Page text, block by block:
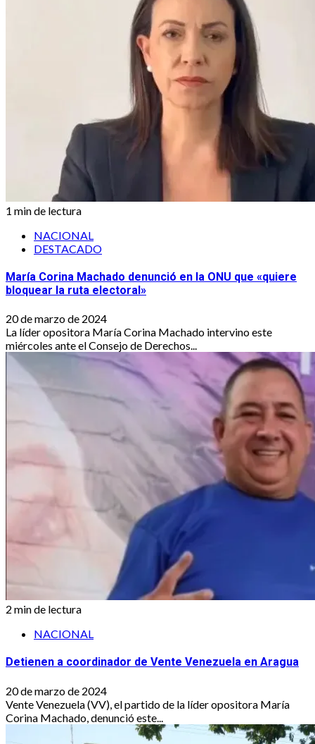
1 min de lectura
NACIONAL
DESTACADO
María Corina Machado denunció en la ONU que «quiere
bloquear la ruta electoral»
20 de marzo de 2024
La líder opositora María Corina Machado intervino este
miércoles ante el Consejo de Derechos...
2 min de lectura
NACIONAL
Detienen a coordinador de Vente Venezuela en Aragua
20 de marzo de 2024
Vente Venezuela (VV), el partido de la líder opositora María
Corina Machado, denunció este...